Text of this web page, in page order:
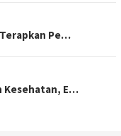
Terapkan Pe…
Kesehatan, E…